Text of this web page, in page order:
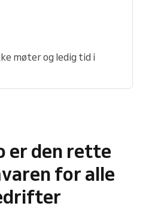
møter og ledig tid i
er den rette
for alle